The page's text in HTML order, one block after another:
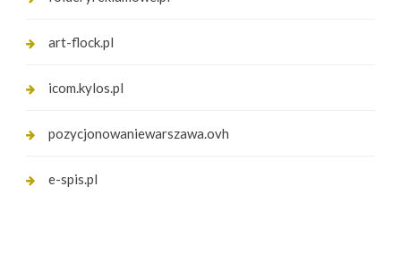
art-flock.pl
icom.kylos.pl
pozycjonowaniewarszawa.ovh
e-spis.pl